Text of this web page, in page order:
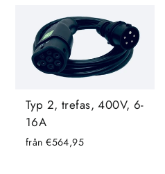
Typ 2, trefas, 400V, 6-
16A
från €564,95